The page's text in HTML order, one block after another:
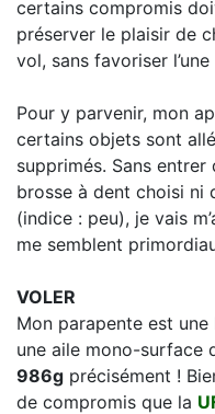
certains compromis
préserver le plaisir de
vol, sans favoriser
Pour y parvenir, mon
certains objets sont
supprimés. Sans
brosse à dent choisi ni
(indice : peu), je vais
me semblent
VOLER
Mon parapente est une
une aile mono-surface
986g précisément !
de compromis que la